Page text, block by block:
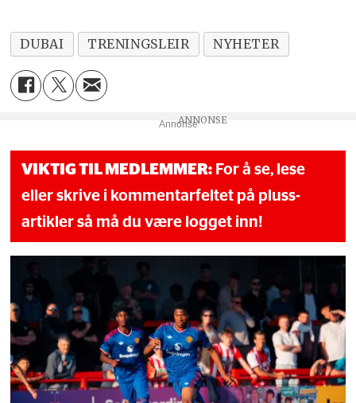
DUBAI TRENINGSLEIR NYHETER
Annonse
VIKTIG TIL MEDLEMMER: For å se, lese
eller skrive i kommentarfeltet på pluss-
artikler så må du være logget inn!